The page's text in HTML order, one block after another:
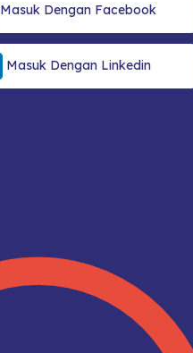
Masuk Dengan Facebook
Masuk Dengan Linkedin